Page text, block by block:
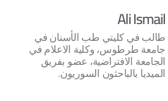
Ali Ismail
طالب في كليتي طب الأسنان في
جامعة طرطوس، وكلية الاعلام في
الجامعة الافتراضية، عضو بفريق
الميديا بالباحثون السوريون.